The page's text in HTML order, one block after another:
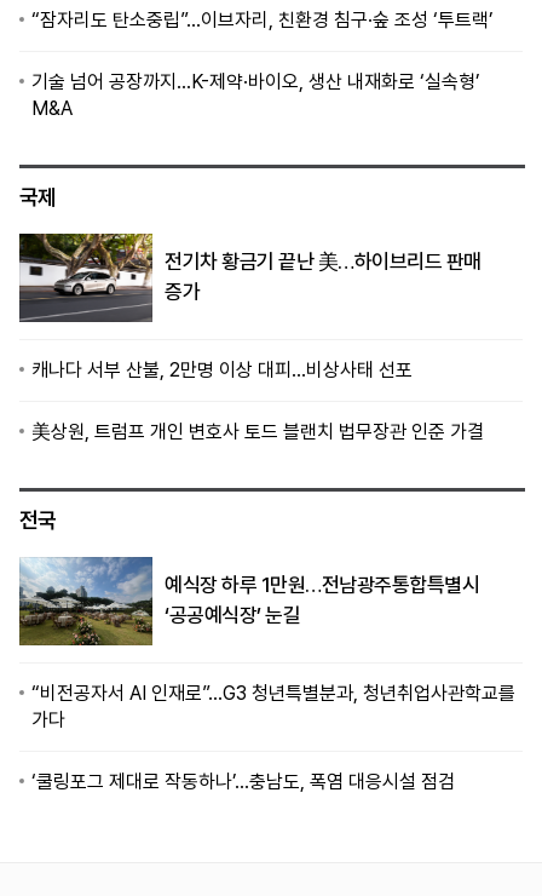
“잠자리도 탄소중립”…이브자리, 친환경 침구·숲 조성 ‘투트랙’
기술 넘어 공장까지…K-제약·바이오, 생산 내재화로 ‘실속형’
M&A
국제
전기차 황금기 끝난 美…하이브리드 판매
증가
캐나다 서부 산불, 2만명 이상 대피…비상사태 선포
美상원, 트럼프 개인 변호사 토드 블랜치 법무장관 인준 가결
전국
예식장 하루 1만원…전남광주통합특별시
‘공공예식장’ 눈길
“비전공자서 AI 인재로”…G3 청년특별분과, 청년취업사관학교를
가다
‘쿨링포그 제대로 작동하나’…충남도, 폭염 대응시설 점검